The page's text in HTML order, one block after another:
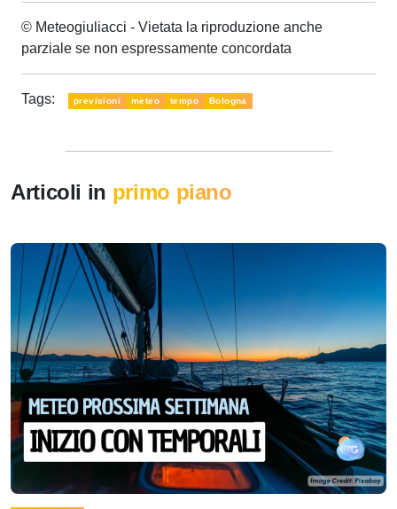
© Meteogiuliacci - Vietata la riproduzione anche
parziale se non espressamente concordata
Tags: previsioni meteo tempo Bologna
Articoli in primo piano